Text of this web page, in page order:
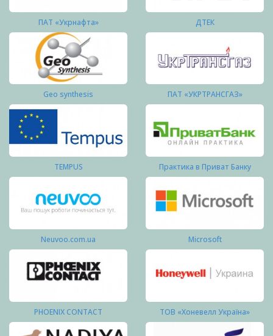
ПАТ «Укрнафта» ДТЕК
Geo synthesis ПАТ «УКРТРАНСГАЗ»
TEMPUS Практика в Приват Банку
Neuvoo.com.ua Microsoft
PHOENIX CONTACT ТОВ «Хоневелл Україна»